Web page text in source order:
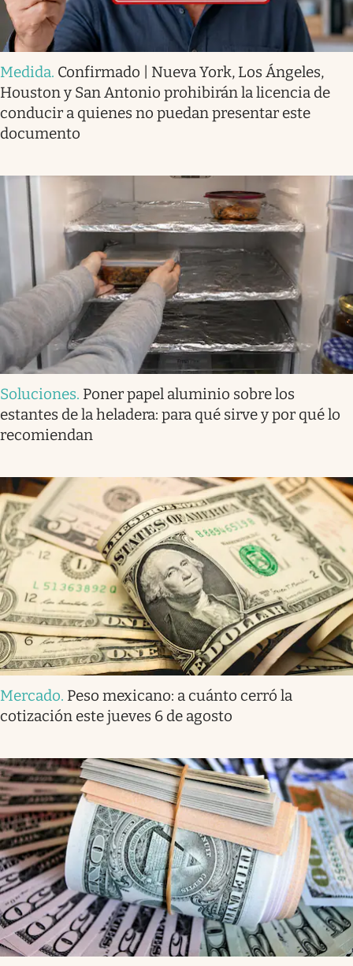
Medida. Confirmado | Nueva York, Los Ángeles,
Houston y San Antonio prohibirán la licencia de
conducir a quienes no puedan presentar este
documento
Soluciones. Poner papel aluminio sobre los
estantes de la heladera: para qué sirve y por qué lo
recomiendan
Mercado. Peso mexicano: a cuánto cerró la
cotización este jueves 6 de agosto